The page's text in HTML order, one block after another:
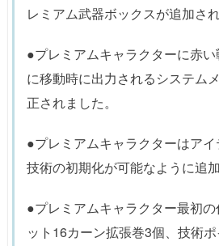
レミアム武器ボックスが追加され
●プレミアムキャラクターに赤
に移動時に出力されるシステム
正されました。
●プレミアムキャラクターはア
技術の初期化が可能なように追
●プレミアムキャラクター最初
ット16カーン拡張巻3個、技術